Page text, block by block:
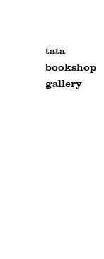
tata
bookshop
gallery